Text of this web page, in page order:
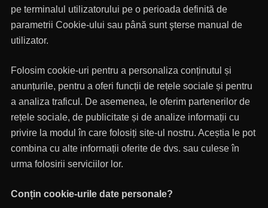
pe terminalul utilizatorului pe o perioada definită de
parametrii Cookie-ului sau până sunt şterse manual de
utilizator.
Folosim cookie-uri pentru a personaliza conținutul și
anunțurile, pentru a oferi funcții de rețele sociale și pentru
a analiza traficul. De asemenea, le oferim partenerilor de
rețele sociale, de publicitate și de analize informații cu
privire la modul în care folosiți site-ul nostru. Aceștia le pot
combina cu alte informații oferite de dvs. sau culese în
urma folosirii serviciilor lor.
Conțin cookie-urile date personale?